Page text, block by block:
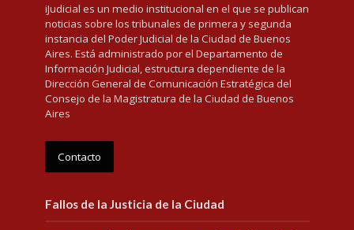
iJudicial es un medio institucional en el que se publican
noticias sobre los tribunales de primera y segunda
instancia del Poder Judicial de la Ciudad de Buenos
Aires. Está administrado por el Departamento de
Información Judicial, estructura dependiente de la
Dirección General de Comunicación Estratégica del
Consejo de la Magistratura de la Ciudad de Buenos
Aires
Contacto
Fallos de la Justicia de la Ciudad